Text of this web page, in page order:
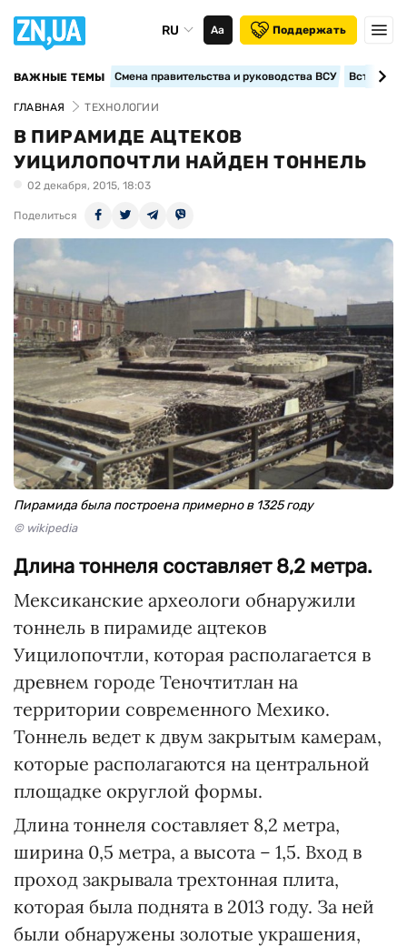
RU Аа Поддержать
ВАЖНЫЕ ТЕМЫ Смена правительства и руководства ВСУ
ГЛАВНАЯ ТЕХНОЛОГИИ
В ПИРАМИДЕ АЦТЕКОВ
УИЦИЛОПОЧТЛИ НАЙДЕН ТОННЕЛЬ
02 декабря, 2015, 18:03
Поделиться
Пирамида была построена примерно в 1325 году
© wikipedia
Длина тоннеля составляет 8,2 метра.
Мексиканские археологи обнаружили
тоннель в пирамиде ацтеков
Уицилопочтли, которая располагается в
древнем городе Теночтитлан на
территории современного Мехико.
Тоннель ведет к двум закрытым камерам,
которые располагаются на центральной
площадке округлой формы.
Длина тоннеля составляет 8,2 метра,
ширина 0,5 метра, а высота – 1,5. Вход в
проход закрывала трехтонная плита,
которая была поднята в 2013 году. За ней
были обнаружены золотые украшения,